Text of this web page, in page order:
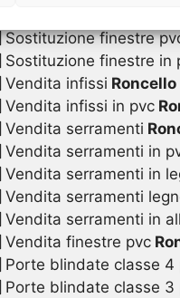
Sostituzione
Sostituzione finestre
Sostituzione finestre in
Vendita infissi Roncello
Vendita infissi in pvc
Vendita serramenti
Vendita serramenti in
Vendita serramenti in
Vendita serramenti
Vendita serramenti in
Vendita finestre pvc
Porte blindate classe 4
Porte blindate classe 3